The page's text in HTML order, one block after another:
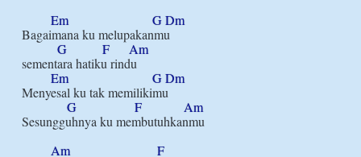
Em
GDm
Bagaimana ku melupakanmu
G
F
Am
sementara hatiku rindu
Em
GDm
Menyesal ku tak memilikimu
G
F
Am
Sesungguhnya ku membutuhkanmu
Am
F